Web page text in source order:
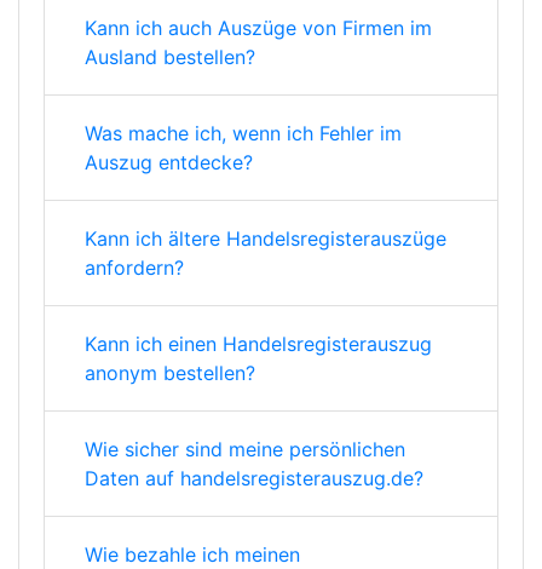
Kann ich auch Auszüge von Firmen im
Ausland bestellen?
Was mache ich, wenn ich Fehler im
Auszug entdecke?
Kann ich ältere Handelsregisterauszüge
anfordern?
Kann ich einen Handelsregisterauszug
anonym bestellen?
Wie sicher sind meine persönlichen
Daten auf handelsregisterauszug.de?
Wie bezahle ich meinen